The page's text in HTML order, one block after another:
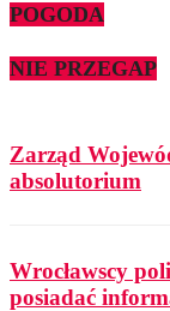
POGODA
NIE PRZEGAP
Zarząd
absolutorium
Wrocławscy
posiadać